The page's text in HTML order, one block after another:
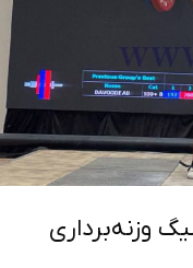
وزنه‌برداری